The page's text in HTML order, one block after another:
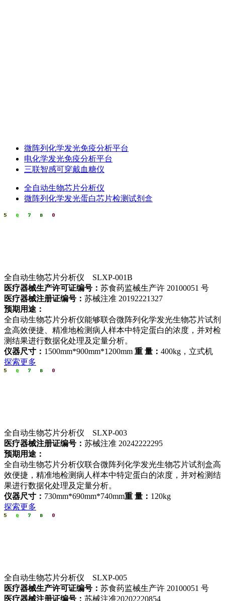
微阵列化学发光免疫分析平台
电化学发光免疫分析平台
三联智感可穿戴血糖仪
全自动生物芯片分析仪
微阵列化学发光蛋白芯片检测试剂盒
全自动生物芯片分析仪 SLXP-001B
医疗器械生产许可证编号： 苏食药监械生产许 20100051 号
医疗器械注册证编号： 苏械注准 20192221327
预期用途：
全自动生物芯片分析仪能够联合微阵列化学发光生物芯片试剂
盒高效便捷、精准地检测病人样本中特定蛋白的浓度，并对检
测结果进行数据化处理及定量分析。
仪器尺寸： 1500mm*900mm*1200mm 重 量： 400kg，立式机
探索更多
全自动生物芯片分析仪 SLXP-003
医疗器械注册证编号： 苏械注准 20242222295
预期用途：
全自动生物芯片分析仪联合微阵列化学发光生物芯片试剂盒高
效便捷，精准地检测病人样本中特定蛋白的浓度，并对检测结
果进行数据化处理及定量分析。
仪器尺寸： 730mm*690mm*740mm重 量： 120kg
探索更多
全自动生物芯片分析仪 SLXP-005
医疗器械生产许可证编号： 苏食药监械生产许 20100051 号
医疗器械注册证编号： 苏械注准20202220854